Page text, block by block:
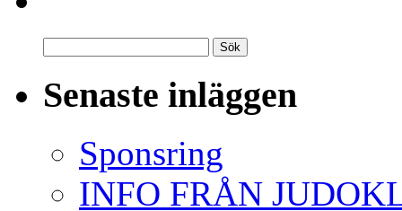
Senaste inläggen
Sponsring
INFO FRÅN